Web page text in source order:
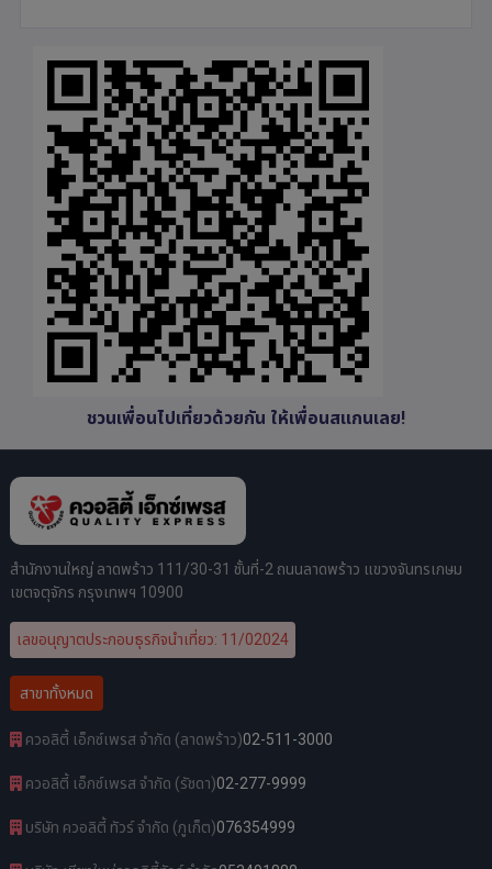
ชวนเพื่อนไปเที่ยวด้วยกัน ให้เพื่อนสแกนเลย!
สำนักงานใหญ่ ลาดพร้าว 111/30-31 ชั้นที่-2 ถนนลาดพร้าว แขวงจันทรเกษม
เขตจตุจักร กรุงเทพฯ 10900
เลขอนุญาตประกอบธุรกิจนำเที่ยว: 11/02024
สาขาทั้งหมด
ควอลิตี้ เอ็กซ์เพรส จำกัด (ลาดพร้าว)02-511-3000
ควอลิตี้ เอ็กซ์เพรส จำกัด (รัชดา)02-277-9999
บริษัท ควอลิตี้ ทัวร์ จำกัด (ภูเก็ต)076354999